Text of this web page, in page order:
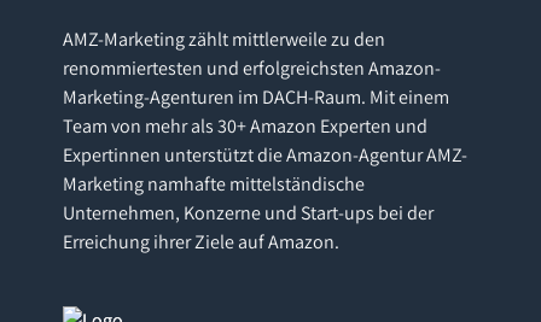
AMZ-Marketing zählt mittlerweile zu den
renommiertesten und erfolgreichsten Amazon-
Marketing-Agenturen im DACH-Raum. Mit einem
Team von mehr als 30+ Amazon Experten und
Expertinnen unterstützt die Amazon-Agentur AMZ-
Marketing namhafte mittelständische
Unternehmen, Konzerne und Start-ups bei der
Erreichung ihrer Ziele auf Amazon.